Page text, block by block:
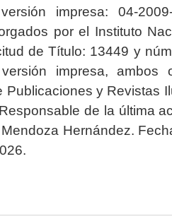
impresa: 04-2009-
por el Instituto
de Título: 13449 y
impresa, ambos
Publicaciones y Revistas
de la última
Hernández.